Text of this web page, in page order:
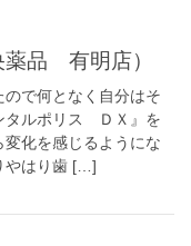
薬品 有明店）
で何となく自分はそ
タルポリス ＤＸ』を
化を感じるようにな
やはり歯 […]